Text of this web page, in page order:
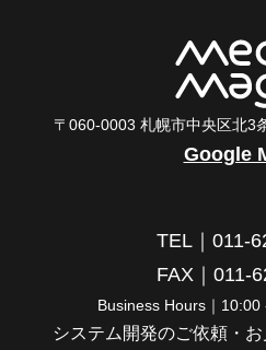
〒060-0003 札幌市中央区北3
Google
TEL｜011-
FAX｜011-
Business Hours｜
システム開発のご依頼・お